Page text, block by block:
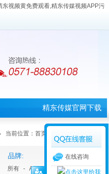
视频黄免费观看,精东传媒视频APP污
精东传媒官网下载
APP首页
当前位置： 首页
品牌:
所有 - Anton paar 安东帕 -
在线咨询